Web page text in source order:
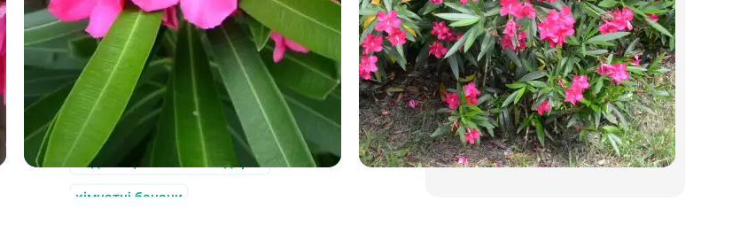
Також у нас є в продажу:
саджанці морозостійкого граната
актинідія чагарник лимонні дерева
морозостійкі сорти ківі
саджанці екзотичних дерев
кімнатні банани
Гарантії
На весь товар розповсюджується
гарантія.
Ми зробимо все можливе, щоб Ви
залишилися задоволені
Поділитися